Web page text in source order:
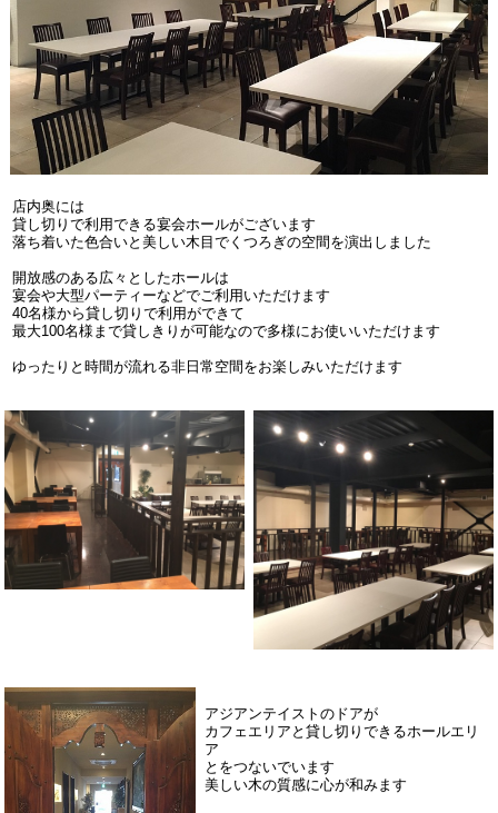
店内奥には
貸し切りで利用できる宴会ホールがございます
落ち着いた色合いと美しい木目でくつろぎの空間を演出しました
開放感のある広々としたホールは
宴会や大型パーティーなどでご利用いただけます
40名様から貸し切りで利用ができて
最大100名様まで貸しきりが可能なので多様にお使いいただけます
ゆったりと時間が流れる非日常空間をお楽しみいただけます
アジアンテイストのドアが
カフェエリアと貸し切りできるホールエリ
ア
とをつないでいます
美しい木の質感に心が和みます